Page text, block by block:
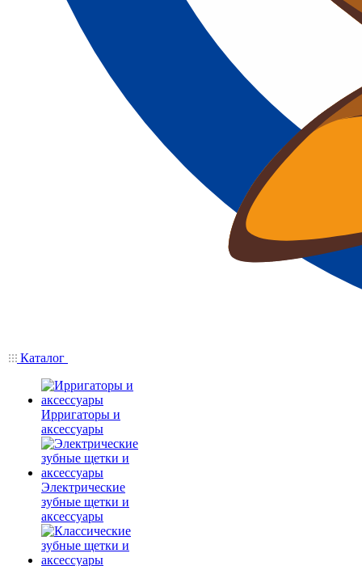
Каталог
Ирригаторы и
аксессуары
Электрические
зубные щетки и
аксессуары